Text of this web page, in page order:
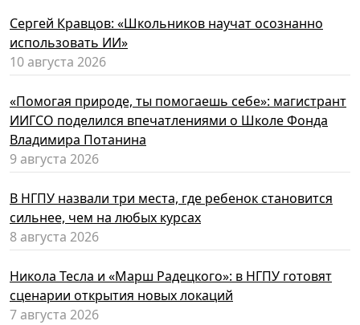
Сергей Кравцов: «Школьников научат осознанно
использовать ИИ»
10 августа 2026
«Помогая природе, ты помогаешь себе»: магистрант
ИИГСО поделился впечатлениями о Школе Фонда
Владимира Потанина
9 августа 2026
В НГПУ назвали три места, где ребенок становится
сильнее, чем на любых курсах
8 августа 2026
Никола Тесла и «Марш Радецкого»: в НГПУ готовят
сценарии открытия новых локаций
7 августа 2026